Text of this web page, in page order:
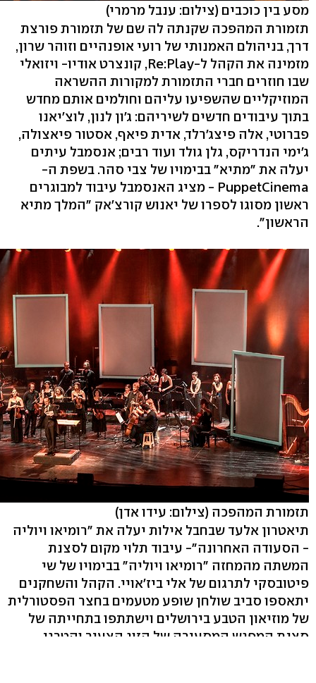
מסע בין כוכבים (צילום: ענבל מרמרי)
תזמורת המהפכה שקנתה לה שם של תזמורת פורצת
דרך, בניהולם האמנותי של רועי אופנהיים וזוהר שרון,
מזמינה את הקהל ל-Re:Play, קונצרט אודיו- ויזואלי
שבו חוזרים חברי התזמורת למקורות ההשראה
המוזיקליים שהשפיעו עליהם וחולמים אותם מחדש
בתוך עיבודים חדשים לשיריהם: ג'ון לנון, לוצ'יאנו
פברוטי, אלה פיצג'רלד, אדית פיאף, אסטור פיאצולה,
ג'ימי הנדריקס, גלן גולד ועוד רבים; אנסמבל עיתים
יעלה את "מתיא" בבימויו של צבי סהר. בשפת ה-
PuppetCinema - מציג האנסמבל עיבוד למבוגרים
ראשון מסוגו לספרו של יאנוש קורצ'אק "המלך מתיא
הראשון".
תזמורת המהפכה (צילום: עידו אדן)
תיאטרון אלעד שבחבל אילות יעלה את "רומיאו ויוליה
- הסעודה האחרונה"- עיבוד תלוי מקום לסצנת
המשתה מהמחזה "רומיאו ויוליה" בבימויו של שי
פיטובסקי לתרגום של אלי ביז'אויי. הקהל והשחקנים
יתאספו סביב שולחן שופע מטעמים בחצר הפסטורלית
של מוזיאון הטבע בירושלים וישתתפו בתחייתה של
סצנת המפגש המסעירה של הזוג הצעיר והטרגי